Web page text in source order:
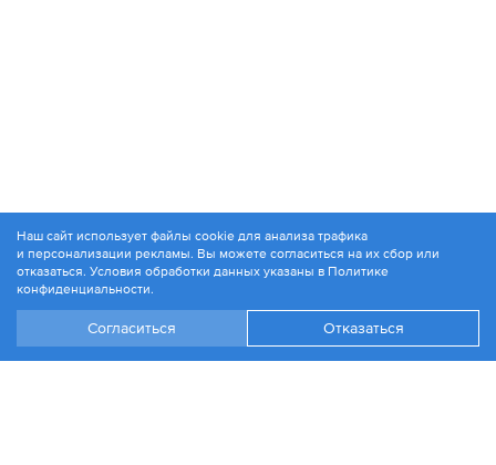
© 1994-2026. ЗАО «Контакт Плюс»
Политика конфиденциальности
Наш сайт использует файлы cookie для анализа трафика
и персонализации рекламы. Вы можете согласиться на их сбор или
отказаться. Условия обработки данных указаны в Политике
конфиденциальности.
Согласиться Отказаться